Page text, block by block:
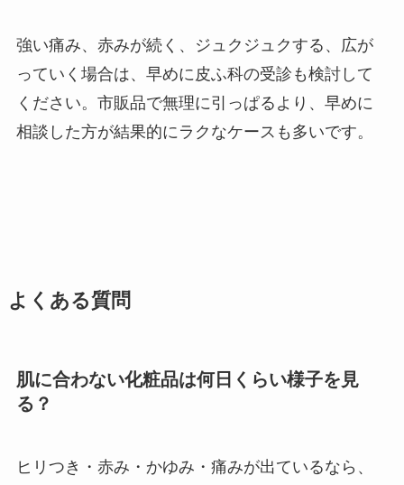
強い痛み、赤みが続く、ジュクジュクする、広が
っていく場合は、早めに皮ふ科の受診も検討して
ください。市販品で無理に引っぱるより、早めに
相談した方が結果的にラクなケースも多いです。
よくある質問
肌に合わない化粧品は何日くらい様子を見
る？
ヒリつき・赤み・かゆみ・痛みが出ているなら、